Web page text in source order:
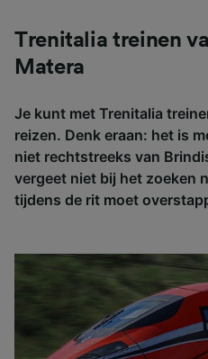
Trenitalia treinen
Matera
Je kunt met Trenitalia
reizen. Denk eraan: het is
niet rechtstreeks van
vergeet niet bij het zoeken
tijdens de rit moet